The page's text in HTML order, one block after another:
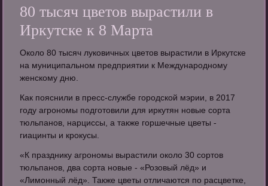
80 тысяч цветов вырастили в
Иркутске к 8 Марта
Около 80 тысяч луковичных цветов вырастили в Иркутске
на муниципальном предприятии к Международному
женскому дню.
Как пояснили в пресс-службе городской мэрии, в 2017
году агрономы подготовили для иркутян новые сорта
тюльпанов, нарциссы, а также горшечные цветы -
гиацинты и крокусы.
«К празднику агрономы вырастили около 30 сортов
тюльпанов, два сорта новые - «Розовый лёд» и
«Лимонный лёд». Также цветы отличаются по расцветке,